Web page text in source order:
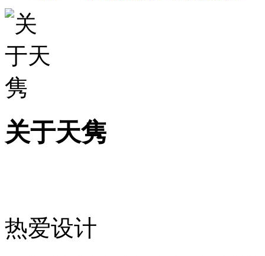
关于天隽
热爱设计